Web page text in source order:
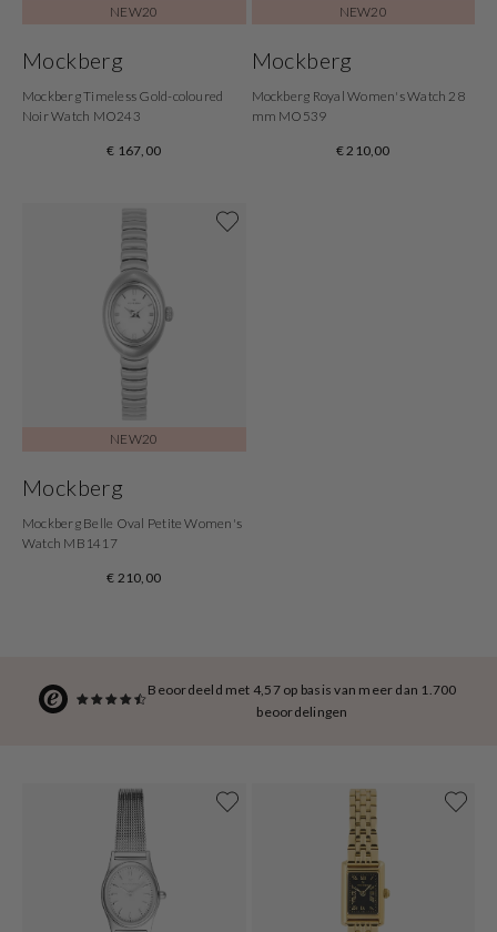
Beoordeeld met 4,57 op basis van meer dan 1.700
beoordelingen
NEW20
Mockberg
Mockberg Timeless Gold-coloured
Noir Watch MO243
€ 167,00
NEW20
Mockberg
Mockberg Royal Women's Watch 28
mm MO539
€ 210,00
NEW20
Mockberg
Mockberg Belle Oval Petite Women's
Watch MB1417
€ 210,00